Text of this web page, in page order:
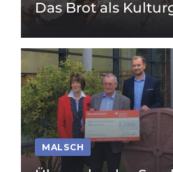
Das Brot als
MALSCH